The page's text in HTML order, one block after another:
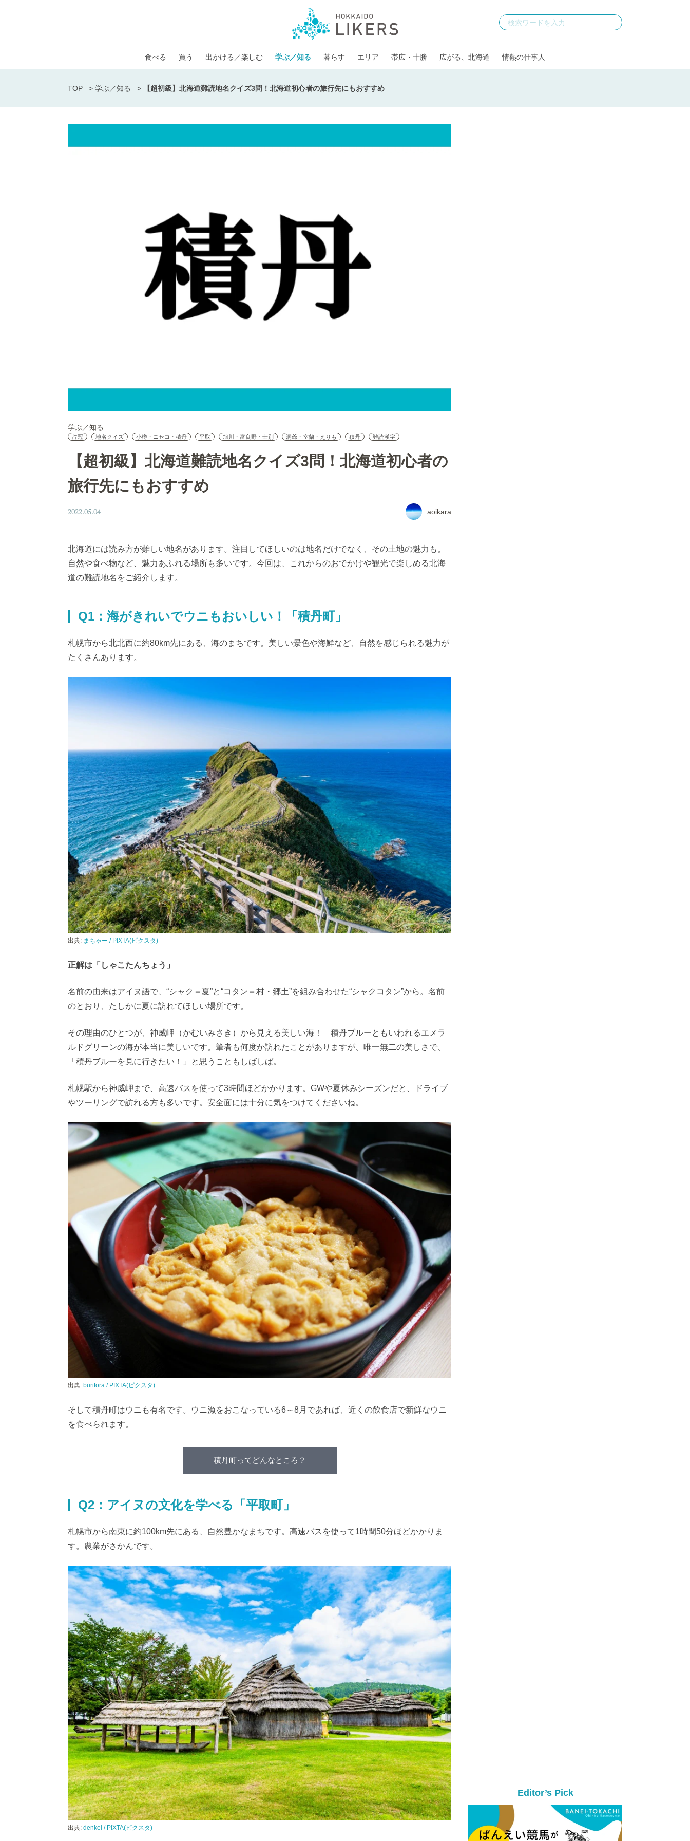
食べる 買う 出かける／楽しむ 学ぶ／知る 暮らす エリア 帯広・十勝 広がる、北海道 情熱の仕事人
TOP > 学ぶ／知る > 【超初級】北海道難読地名クイズ3問！北海道初心者の旅行先にもおすすめ
学ぶ／知る
占冠 地名クイズ 小樽・ニセコ・積丹 平取 旭川・富良野・士別 洞爺・室蘭・えりも 積丹 難読漢字
【超初級】北海道難読地名クイズ3問！北海道初心者の
旅行先にもおすすめ
2022.05.04 aoikara
北海道には読み方が難しい地名があります。注目してほしいのは地名だけでなく、その土地の魅力も。
自然や食べ物など、魅力あふれる場所も多いです。今回は、これからのおでかけや観光で楽しめる北海
道の難読地名をご紹介します。
Q1：海がきれいでウニもおいしい！「積丹町」
札幌市から北北西に約80km先にある、海のまちです。美しい景色や海鮮など、自然を感じられる魅力が
たくさんあります。
出典: まちゃー / PIXTA(ピクスタ)
正解は「しゃこたんちょう」
名前の由来はアイヌ語で、“シャク＝夏”と“コタン＝村・郷土”を組み合わせた“シャクコタン”から。名前
のとおり、たしかに夏に訪れてほしい場所です。
その理由のひとつが、神威岬（かむいみさき）から見える美しい海！ 積丹ブルーともいわれるエメラ
ルドグリーンの海が本当に美しいです。筆者も何度か訪れたことがありますが、唯一無二の美しさで、
「積丹ブルーを見に行きたい！」と思うこともしばしば。
札幌駅から神威岬まで、高速バスを使って3時間ほどかかります。GWや夏休みシーズンだと、ドライブ
やツーリングで訪れる方も多いです。安全面には十分に気をつけてくださいね。
出典: buritora / PIXTA(ピクスタ)
そして積丹町はウニも有名です。ウニ漁をおこなっている6～8月であれば、近くの飲食店で新鮮なウニ
を食べられます。
積丹町ってどんなところ？
Q2：アイヌの文化を学べる「平取町」
札幌市から南東に約100km先にある、自然豊かなまちです。高速バスを使って1時間50分ほどかかりま
す。農業がさかんです。
出典: denkei / PIXTA(ピクスタ)
Editor’s Pick